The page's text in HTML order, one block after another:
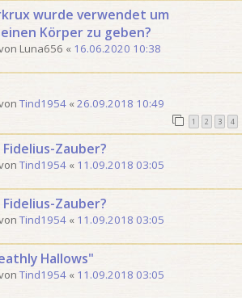
wurde verwendet um
Körper zu geben?
Luna656 « 16.06.2020 10:38
Tind1954 «26.09.2018 10:49
1 2 3 4
Zauber?
Tind1954 « 11.09.2018 03:05
Zauber?
Tind1954 « 11.09.2018 03:05
Hallows"
Tind1954 « 11.09.2018 03:05